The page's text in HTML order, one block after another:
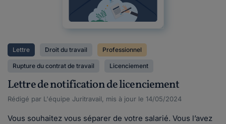
Lettre Droit du travail Professionnel
Rupture du contrat de travail Licenciement
Lettre de notification de licenciement
Rédigé par L'équipe Juritravail, mis à jour le 14/05/2024
Vous souhaitez vous séparer de votre salarié. Vous l’avez